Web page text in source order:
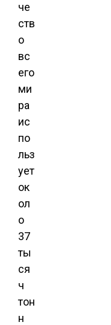
че
ств
о
вс
его
ми
ра
ис
по
льз
ует
ок
ол
о
37
ты
ся
ч
тон
н